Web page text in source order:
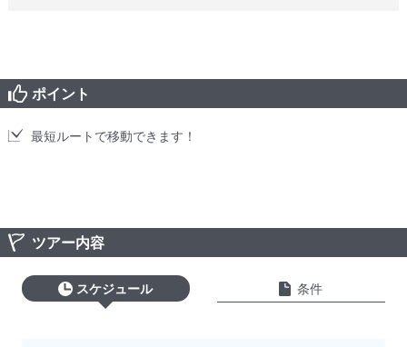
ポイント
最短ルートで移動できます！
ツアー内容
スケジュール 条件